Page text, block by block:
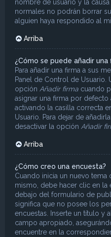
nombre de usuario y la
normales no podrán borrar
alguien haya respondido al
Arriba
¿Cómo se puede añadir una
Para añadir una firma a sus
Panel de Control de Usuario.
opción Añadir firma cuando
asignar una firma por defecto
activando la casilla correcta
Usuario. Para dejar de
desactivar la opción Añadir
Arriba
¿Cómo creo una encuesta?
Cuando inicia un nuevo
mismo, debe hacer clic en la
debajo del formulario de
significa que no posee los
encuestas. Inserte un título y
campo apropiado,
encuentre en la